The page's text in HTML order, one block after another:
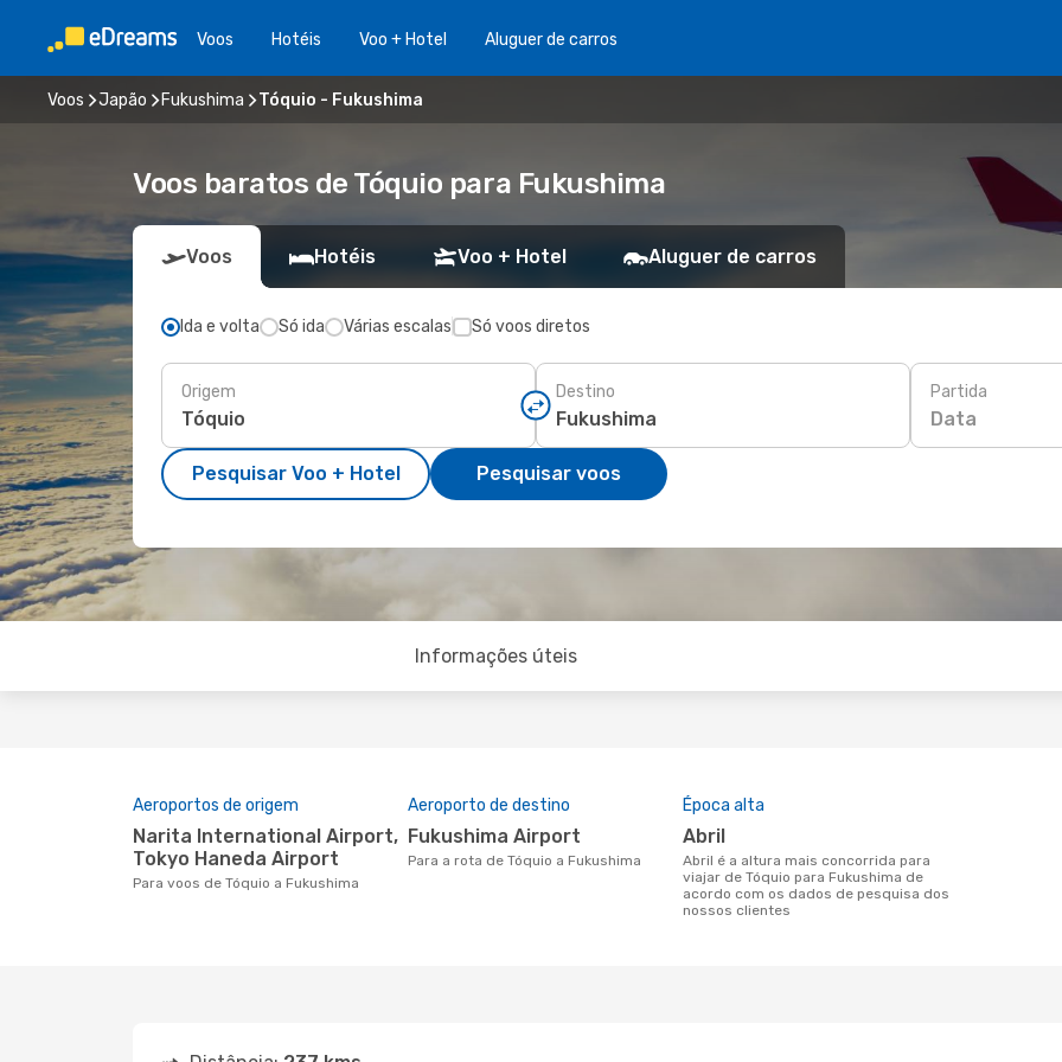
Voos Hotéis Voo + Hotel Aluguer de carros
Voos Japão Fukushima Tóquio - Fukushima
Voos baratos de Tóquio para Fukushima
Voos Hotéis Voo + Hotel Aluguer de carros
Ida e volta Só ida Várias escalas Só voos diretos
Origem Destino Partida
Data
Pesquisar Voo + Hotel Pesquisar voos
Informações úteis
Aeroportos de origem
Narita International Airport,
Tokyo Haneda Airport
Para voos de Tóquio a Fukushima
Aeroporto de destino
Fukushima Airport
Para a rota de Tóquio a Fukushima
Época alta
abril
abril é a altura mais concorrida para
viajar de Tóquio para Fukushima de
acordo com os dados de pesquisa dos
nossos clientes